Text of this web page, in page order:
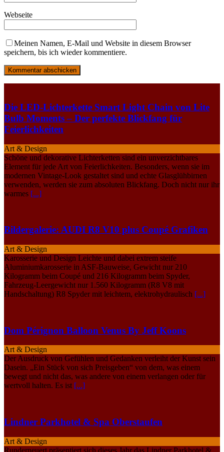
Webseite
Meinen Namen, E-Mail und Website in diesem Browser
speichern, bis ich wieder kommentiere.
Die LED-Lichterkette Smart Light Chain von Lite
Bulb Moments – Der perfekte Blickfang für
Feierlichkeiten
Art & Design
Schöne und dekorative Lichterketten sind ein unverzichtbares
Element für jede Art von Feierlichkeiten. Besonders, wenn sie im
modernen Vintage-Look gestaltet sind und echte Glasglühbirnen
verwenden, werden sie zum absoluten Blickfang. Doch nicht nur ihr
warmes [...]
Bildergalerie: AUDI R8 V10 plus Coupé Grafiken
Art & Design
Karosserie und Design Leichte und dabei extrem steife
Aluminiumkarosserie in ASF-Bauweise, Gewicht nur 210
Kilogramm beim Coupé und 216 Kilogramm beim Spyder,
Fahrzeug-Leergewicht nur 1.560 Kilogramm (R8 V8 mit
Handschaltung) R8 Spyder mit leichtem, elektrohydraulisch [...]
Dom Pérignon Balloon Venus By Jeff Koons
Art & Design
Der Ausdruck von Gefühlen und Gedanken verleiht der Kunst sein
Dasein. „Ein Stück von sich Preisgeben“ von dem, was einem
bewegt und nicht das, was andere von einem verlangen oder für
wertvoll halten. Es ist [...]
Lindner Parkhotel & Spa Oberstaufen
Art & Design
Runderneuert präsentiert sich dieses Jahr das Lindner Parkhotel &